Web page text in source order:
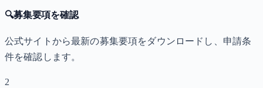
🔍募集要項を確認
公式サイトから最新の募集要項をダウンロードし、申請条
件を確認します。
2